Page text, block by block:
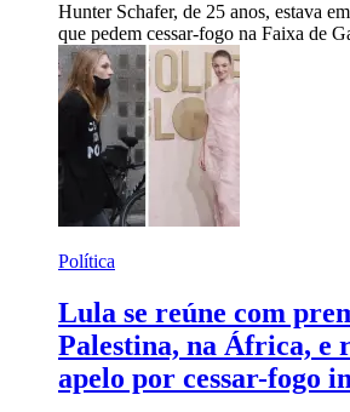
Hunter Schafer, de 25 anos, estava
que pedem cessar-fogo na Faixa de
Política
Lula se reúne com
Palestina, na África, e
apelo por cessar-fogo